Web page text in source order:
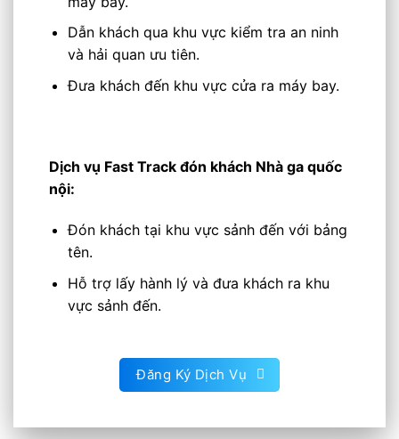
Dẫn khách qua khu vực kiểm tra an ninh
và hải quan ưu tiên.
Đưa khách đến khu vực cửa ra máy bay.
Dịch vụ Fast Track đón khách Nhà ga quốc
nội:
Đón khách tại khu vực sảnh đến với bảng
tên.
Hỗ trợ lấy hành lý và đưa khách ra khu
vực sảnh đến.
Đăng Ký Dịch Vụ